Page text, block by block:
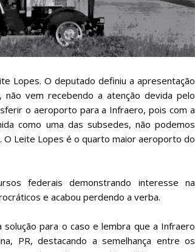
Lopes. O deputado definiu a apresentação
vem recebendo a atenção devida pelo
o aeroporto para a Infraero, pois com a
como uma das subsedes, não podemos
Leite Lopes é o quarto maior aeroporto do
federais demonstrando interesse na
e acabou perdendo a verba.
para o caso e lembra que a Infraero
PR, destacando a semelhança entre os